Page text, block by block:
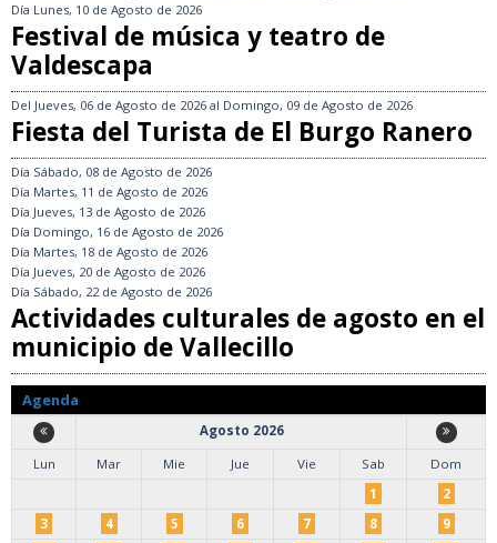
Día Lunes, 10 de Agosto de 2026
Festival de música y teatro de
Valdescapa
Del Jueves, 06 de Agosto de 2026 al Domingo, 09 de Agosto de 2026
Fiesta del Turista de El Burgo Ranero
Día Sábado, 08 de Agosto de 2026
Día Martes, 11 de Agosto de 2026
Día Jueves, 13 de Agosto de 2026
Día Domingo, 16 de Agosto de 2026
Día Martes, 18 de Agosto de 2026
Día Jueves, 20 de Agosto de 2026
Día Sábado, 22 de Agosto de 2026
Actividades culturales de agosto en el
municipio de Vallecillo
Agenda
Agosto 2026
Lun
Mar Mie Jue Vie Sab
Dom
1
2
3
4 5 6 7 8
9